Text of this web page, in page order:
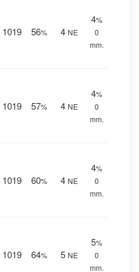
1019 56% 4 NE
4%
0
mm.
1019 57% 4 NE
4%
0
mm.
1019 60% 4 NE
4%
0
mm.
1019 64% 5 NE
5%
0
mm.